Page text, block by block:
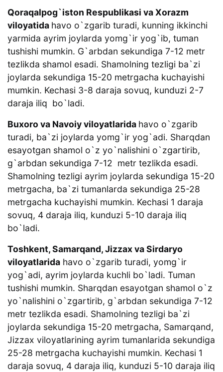
Qoraqalpog`iston Respublikasi va Xorazm
viloyatida havo o`zgarib turadi, kunning ikkinchi
yarmida ayrim joylarda yomg`ir yog`ib, tuman
tushishi mumkin. G`arbdan sekundiga 7-12 metr
tezlikda shamol esadi. Shamolning tezligi ba`zi
joylarda sekundiga 15-20 metrgacha kuchayishi
mumkin. Kechasi 3-8 daraja sovuq, kunduzi 2-7
daraja iliq bo`ladi.
Buxoro va Navoiy viloyatlarida havo o`zgarib
turadi, ba`zi joylarda yomg`ir yog`adi. Sharqdan
esayotgan shamol o`z yo`nalishini o`zgartirib,
g`arbdan sekundiga 7-12 metr tezlikda esadi.
Shamolning tezligi ayrim joylarda sekundiga 15-20
metrgacha, ba`zi tumanlarda sekundiga 25-28
metrgacha kuchayishi mumkin. Kechasi 1 daraja
sovuq, 4 daraja iliq, kunduzi 5-10 daraja iliq
bo`ladi.
Toshkent, Samarqand, Jizzax va Sirdaryo
viloyatlarida havo o`zgarib turadi, yomg`ir
yog`adi, ayrim joylarda kuchli bo`ladi. Tuman
tushishi mumkin. Sharqdan esayotgan shamol o`z
yo`nalishini o`zgartirib, g`arbdan sekundiga 7-12
metr tezlikda esadi. Shamolning tezligi ba`zi
joylarda sekundiga 15-20 metrgacha, Samarqand,
Jizzax viloyatlarining ayrim tumanlarida sekundiga
25-28 metrgacha kuchayishi mumkin. Kechasi 1
daraja sovuq, 4 daraja iliq, kunduzi 5-10 daraja iliq